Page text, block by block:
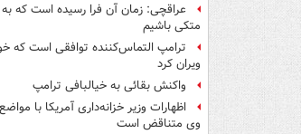
عراقچی: زمان آن فرا رسیده است که
متکی باشیم
ترامپ التماس‌کننده توافقی است که
ویران کرد
واکنش بقائی به خیالبافی ترامپ
اظهارات وزیر خزانه‌داری آمریکا با
وی متناقض است